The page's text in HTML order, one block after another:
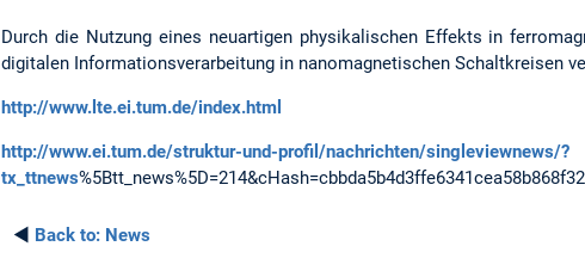
Durch die Nutzung eines neuartigen physikalischen Effekts in
digitalen Informationsverarbeitung in nanomagnetischen Schaltkreisen
http://www.lte.ei.tum.de/index.html
http://www.ei.tum.de/struktur-und-profil/nachrichten/singleviewnews/?
tx_ttnews
◄ Back to: News